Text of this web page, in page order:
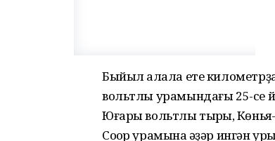
Быйыл ҡалала ете
вольтлы урамындағы 25-се
Юғары вольтлы тыҡрыҡ,
Соҡор урамына ҡәҙәр ингән